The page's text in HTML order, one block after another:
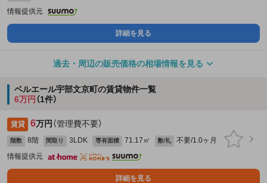
情報提供元
詳細を見る
過去・周辺の販売価格の相場情報を見る
ベルエール宇部文京町の賃貸物件一覧
6万円 （1件）
賃貸 6万円 （管理費不要）
階数 8階 間取り 3LDK 専有面積 71.17㎡ 敷/礼
不要/1.0ヶ月
情報提供元
詳細を見る